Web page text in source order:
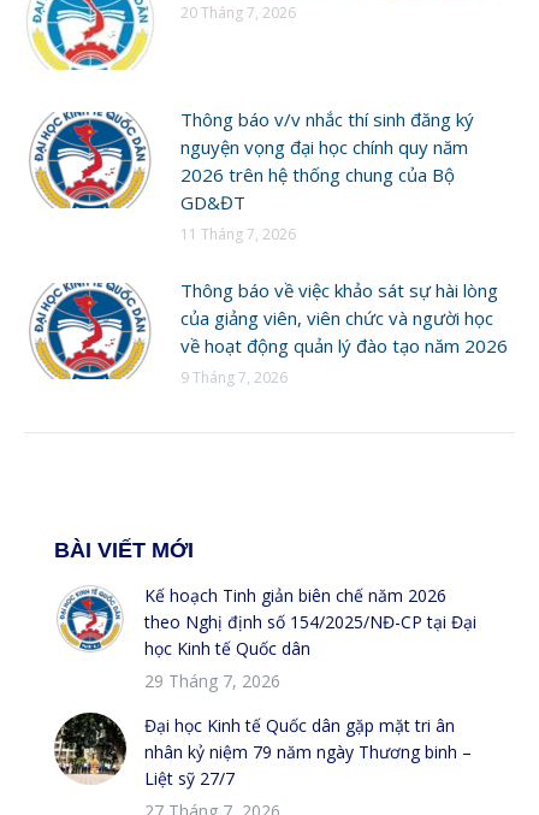
20 Tháng 7, 2026
Thông báo v/v nhắc thí sinh đăng ký
nguyện vọng đại học chính quy năm
2026 trên hệ thống chung của Bộ
GD&ĐT
11 Tháng 7, 2026
Thông báo về việc khảo sát sự hài lòng
của giảng viên, viên chức và người học
về hoạt động quản lý đào tạo năm 2026
9 Tháng 7, 2026
BÀI VIẾT MỚI
Kế hoạch Tinh giản biên chế năm 2026
theo Nghị định số 154/2025/NĐ-CP tại Đại
học Kinh tế Quốc dân
29 Tháng 7, 2026
Đại học Kinh tế Quốc dân gặp mặt tri ân
nhân kỷ niệm 79 năm ngày Thương binh –
Liệt sỹ 27/7
27 Tháng 7, 2026